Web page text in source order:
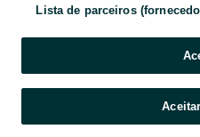
Lista de parceiros